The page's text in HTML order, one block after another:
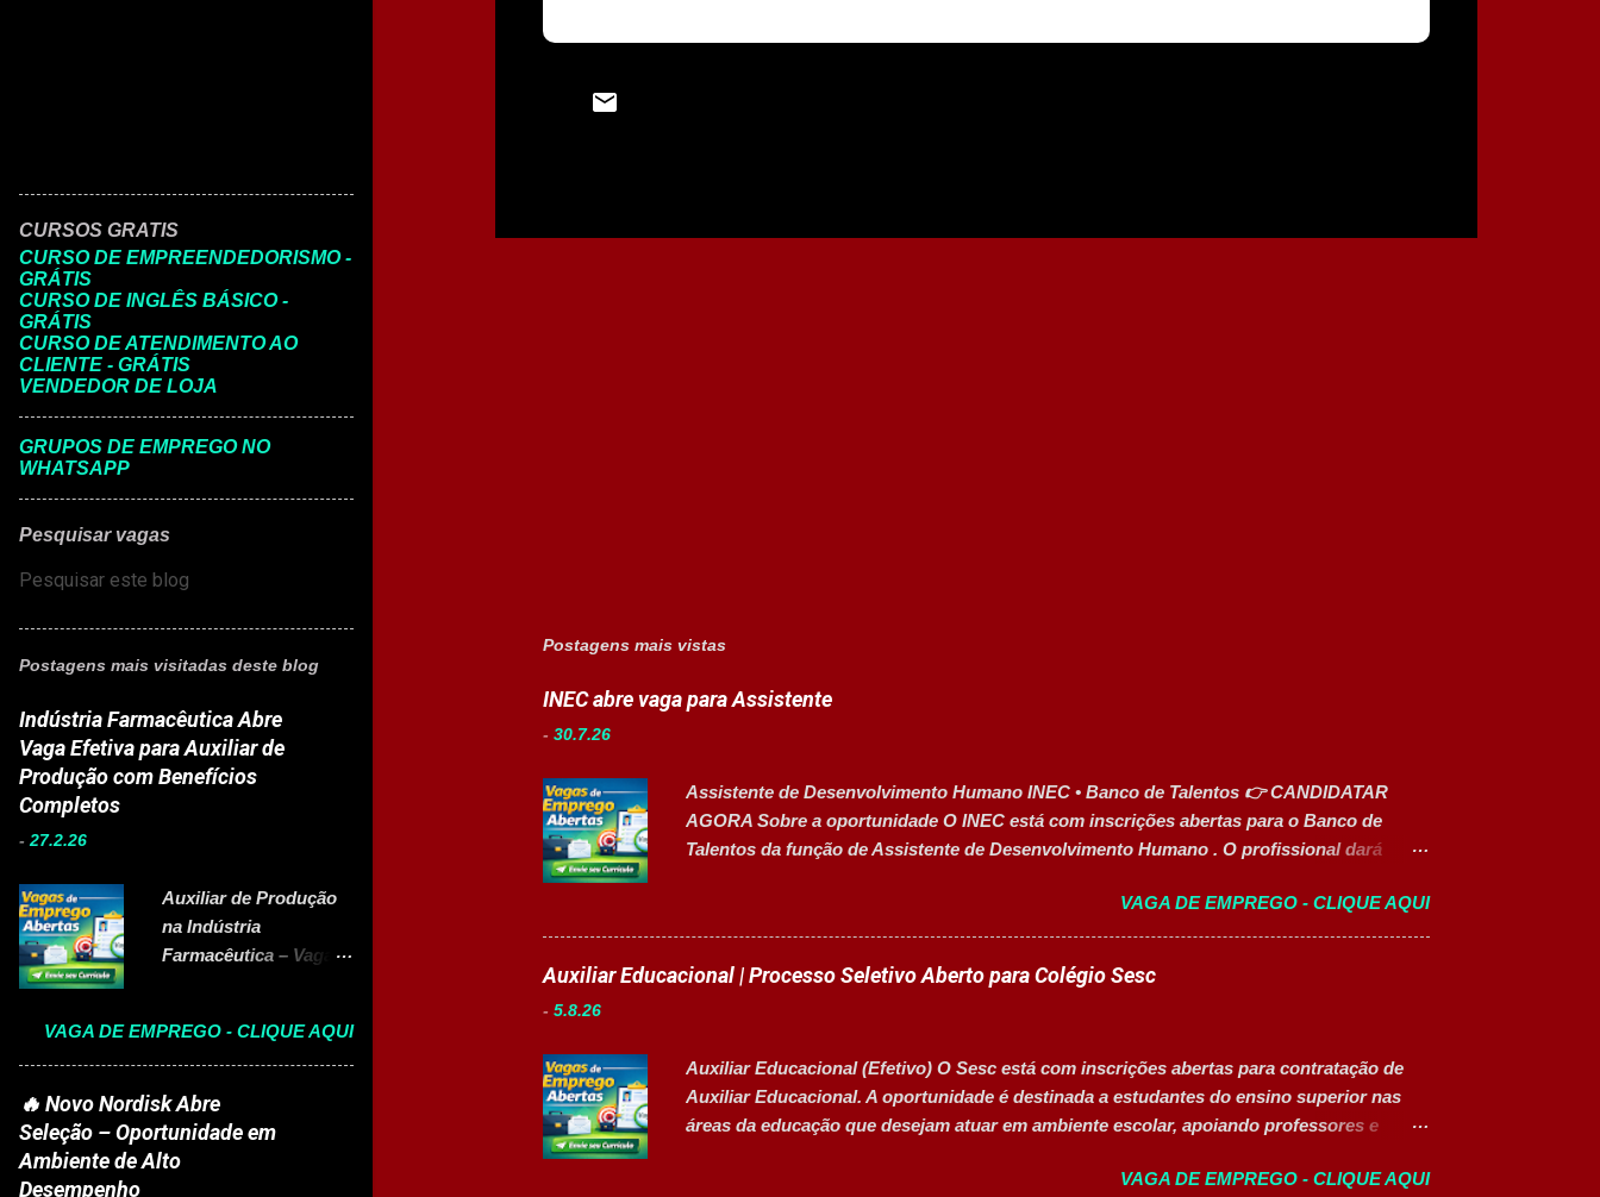
Postagens mais vistas
INEC abre vaga para Assistente
- 30.7.26
Assistente de Desenvolvimento Humano INEC • Banco de Talentos 👉 CANDIDATAR
AGORA Sobre a oportunidade O INEC está com inscrições abertas para o Banco de
Talentos da função de Assistente de Desenvolvimento Humano . O profissional dará
pessoal e atendimento aos colaboradores. A oportunidade é ideal para profissionais
organizados, comunicativos e que desejam desenvolver carreira na área de Gestão de
Pessoas. Salário R$ 2.236,38 Principais atividades Apoiar os processos de recrutamento
e seleção. Realizar atendimento aos colaboradores. Dar suporte às rotinas de
atividades administrativas da área. Requisitos 18 anos completos. Ensino médio
completo ...
VAGA DE EMPREGO - CLIQUE AQUI
Auxiliar Educacional | Processo Seletivo Aberto para Colégio Sesc
- 5.8.26
Auxiliar Educacional (Efetivo) O Sesc está com inscrições abertas para contratação de
Auxiliar Educacional. A oportunidade é destinada a estudantes do ensino superior nas
áreas da educação que desejam atuar em ambiente escolar, apoiando professores e
Empresa: Sesc Tipo de contratação: Efetivo (CLT) Modelo de trabalho: Presencial
VAGA DE EMPREGO - CLIQUE AQUI
CURSOS GRATIS
CURSO DE EMPREENDEDORISMO -
GRÁTIS
CURSO DE INGLÊS BÁSICO -
GRÁTIS
CURSO DE ATENDIMENTO AO
CLIENTE - GRÁTIS
VENDEDOR DE LOJA
GRUPOS DE EMPREGO NO
WHATSAPP
Pesquisar vagas
Postagens mais visitadas deste blog
Indústria Farmacêutica Abre
Vaga Efetiva para Auxiliar de
Produção com Benefícios
Completos
-27.2.26
Auxiliar de Produção
na Indústria
Farmacêutica – Vaga
, multinacional
brasileira presente em
22 países e referência
no setor farmacêutico,
está com vaga aberta
VAGA DE EMPREGO - CLIQUE AQUI
🔥 Novo Nordisk Abre
Seleção – Oportunidade em
Ambiente de Alto
Desempenho